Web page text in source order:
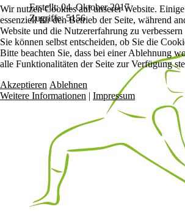
Erstellt: 04. Oktober 2017
Zugriffe: 5156
Wir nutzen Cookies auf unserer Website.
essenziell für den Betrieb der Seite, während
Website und die Nutzererfahrung zu
Sie können selbst entscheiden, ob Sie die
Bitte beachten Sie, dass bei einer Ablehnung
alle Funktionalitäten der Seite zur Verfügung
Akzeptieren Ablehnen
Weitere Informationen | Impressum